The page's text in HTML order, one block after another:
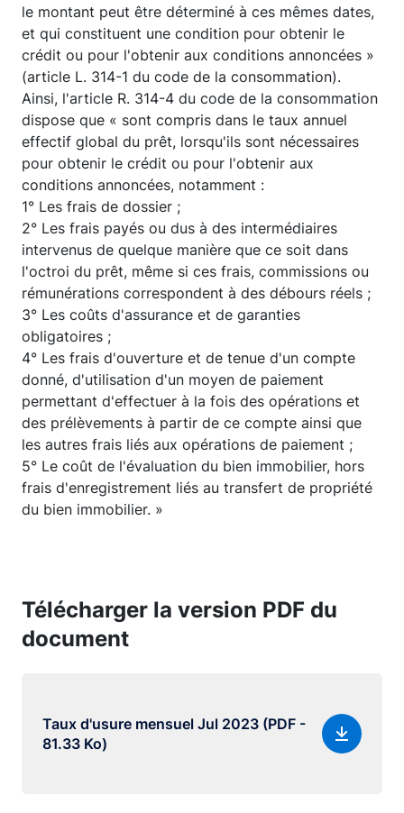
le montant peut être déterminé à ces mêmes dates,
et qui constituent une condition pour obtenir le
crédit ou pour l'obtenir aux conditions annoncées »
(article L. 314-1 du code de la consommation).
Ainsi, l'article R. 314-4 du code de la consommation
dispose que « sont compris dans le taux annuel
effectif global du prêt, lorsqu'ils sont nécessaires
pour obtenir le crédit ou pour l'obtenir aux
conditions annoncées, notamment :
1° Les frais de dossier ;
2° Les frais payés ou dus à des intermédiaires
intervenus de quelque manière que ce soit dans
l'octroi du prêt, même si ces frais, commissions ou
rémunérations correspondent à des débours réels ;
3° Les coûts d'assurance et de garanties
obligatoires ;
4° Les frais d'ouverture et de tenue d'un compte
donné, d'utilisation d'un moyen de paiement
permettant d'effectuer à la fois des opérations et
des prélèvements à partir de ce compte ainsi que
les autres frais liés aux opérations de paiement ;
5° Le coût de l'évaluation du bien immobilier, hors
frais d'enregistrement liés au transfert de propriété
du bien immobilier. »
Télécharger la version PDF du
document
Taux d'usure mensuel Jul 2023 (PDF -
81.33 Ko)